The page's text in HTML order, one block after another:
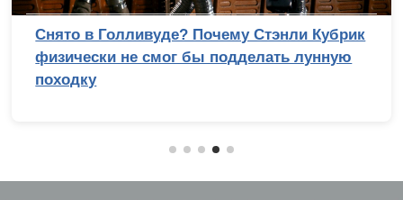
Сравнительный тест камер флагманских
смартфонов (2026): итоги